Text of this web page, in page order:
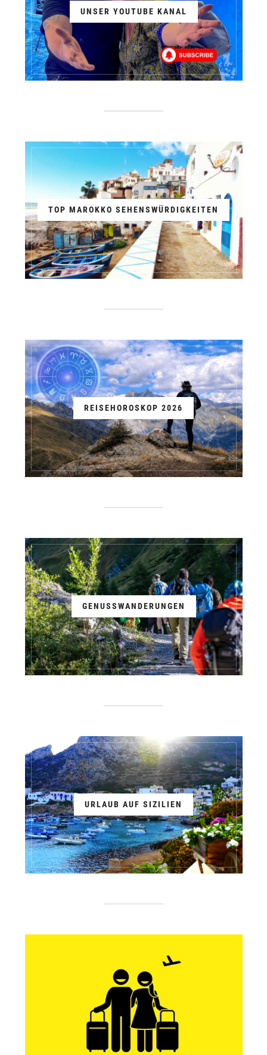
UNSER YOUTUBE KANAL
TOP MAROKKO SEHENSWÜRDIGKEITEN
REISEHOROSKOP 2026
GENUSSWANDERUNGEN
URLAUB AUF SIZILIEN